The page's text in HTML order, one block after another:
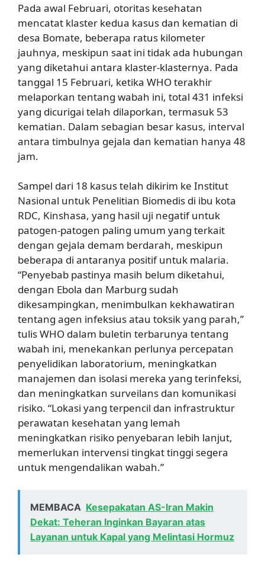
Pada awal Februari, otoritas kesehatan
mencatat klaster kedua kasus dan kematian di
desa Bomate, beberapa ratus kilometer
jauhnya, meskipun saat ini tidak ada hubungan
yang diketahui antara klaster-klasternya. Pada
tanggal 15 Februari, ketika WHO terakhir
melaporkan tentang wabah ini, total 431 infeksi
yang dicurigai telah dilaporkan, termasuk 53
kematian. Dalam sebagian besar kasus, interval
antara timbulnya gejala dan kematian hanya 48
jam.
Sampel dari 18 kasus telah dikirim ke Institut
Nasional untuk Penelitian Biomedis di ibu kota
RDC, Kinshasa, yang hasil uji negatif untuk
patogen-patogen paling umum yang terkait
dengan gejala demam berdarah, meskipun
beberapa di antaranya positif untuk malaria.
“Penyebab pastinya masih belum diketahui,
dengan Ebola dan Marburg sudah
dikesampingkan, menimbulkan kekhawatiran
tentang agen infeksius atau toksik yang parah,”
tulis WHO dalam buletin terbarunya tentang
wabah ini, menekankan perlunya percepatan
penyelidikan laboratorium, meningkatkan
manajemen dan isolasi mereka yang terinfeksi,
dan meningkatkan surveilans dan komunikasi
risiko. “Lokasi yang terpencil dan infrastruktur
perawatan kesehatan yang lemah
meningkatkan risiko penyebaran lebih lanjut,
memerlukan intervensi tingkat tinggi segera
untuk mengendalikan wabah.”
MEMBACA Kesepakatan AS-Iran Makin
Dekat: Teheran Inginkan Bayaran atas
Layanan untuk Kapal yang Melintasi Hormuz